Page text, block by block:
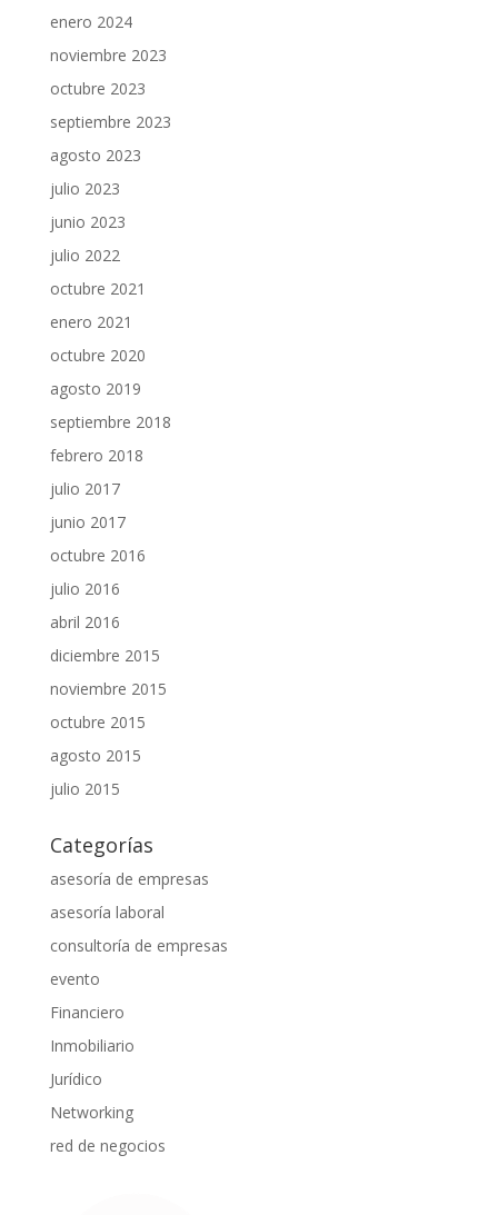
enero 2024
noviembre 2023
octubre 2023
septiembre 2023
agosto 2023
julio 2023
junio 2023
julio 2022
octubre 2021
enero 2021
octubre 2020
agosto 2019
septiembre 2018
febrero 2018
julio 2017
junio 2017
octubre 2016
julio 2016
abril 2016
diciembre 2015
noviembre 2015
octubre 2015
agosto 2015
julio 2015
Categorías
asesoría de empresas
asesoría laboral
consultoría de empresas
evento
Financiero
Inmobiliario
Jurídico
Networking
red de negocios